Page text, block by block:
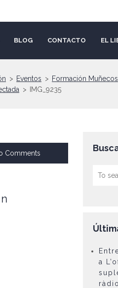
BLOG CONTACTO EL
> Eventos > Formación
> IMG_9235
Comments
a